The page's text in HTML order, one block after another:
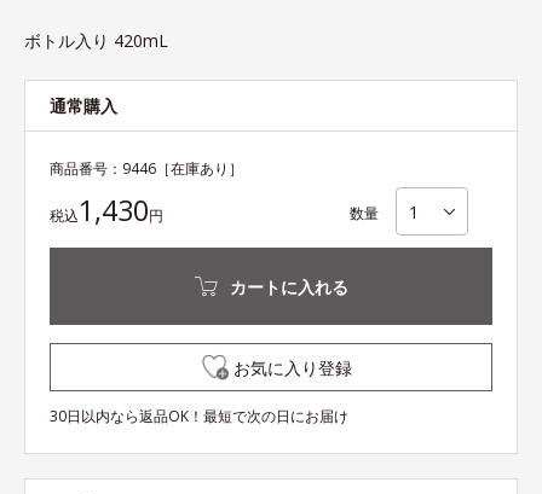
ボトル入り 420mL
通常購入
商品番号： 9446 ［在庫あり］
税込1,430円 数量
カートに入れる
お気に入り登録
30日以内なら返品OK！最短で次の日にお届け